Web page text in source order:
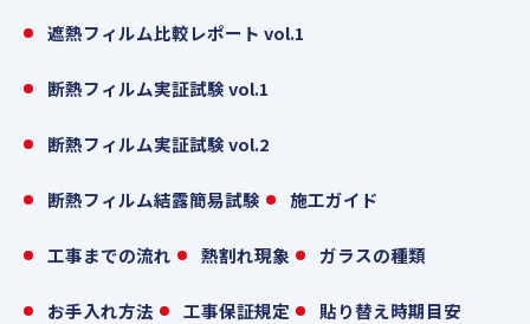
遮熱フィルム比較レポート vol.1
断熱フィルム実証試験 vol.1
断熱フィルム実証試験 vol.2
断熱フィルム結露簡易試験 施工ガイド
工事までの流れ 熱割れ現象 ガラスの種類
お手入れ方法 工事保証規定 貼り替え時期目安